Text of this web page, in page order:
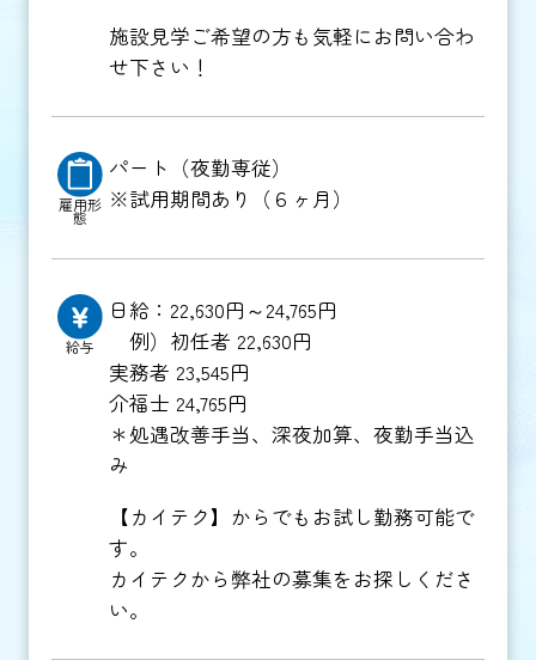
施設見学ご希望の方も気軽にお問い合わ
せ下さい！
雇用形
態
パート（夜勤専従）
※試用期間あり（６ヶ月）
給与
日給：22,630円～24,765円
例）初任者 22,630円
実務者 23,545円
介福士 24,765円
＊処遇改善手当、深夜加算、夜勤手当込
み
【カイテク】からでもお試し勤務可能で
す。
カイテクから弊社の募集をお探しくださ
い。